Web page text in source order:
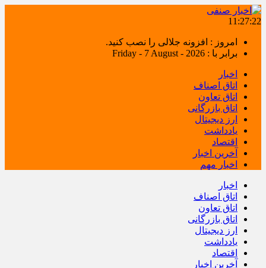
11:27:23
امروز : افزونه جلالی را نصب کنید.
برابر با : Friday - 7 August - 2026
اخبار
اتاق اصناف
اتاق تعاون
اتاق بازرگانی
ارز دیجیتال
یادداشت
اقتصاد
آخرین اخبار
اخبار مهم
اخبار
اتاق اصناف
اتاق تعاون
اتاق بازرگانی
ارز دیجیتال
یادداشت
اقتصاد
آخرین اخبار